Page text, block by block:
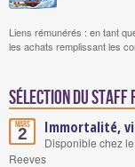
Liens rémunérés : en tant
les achats remplissant les
Sélection du staff
Mars
2 Immortalité,
Disponible chez
Reeves